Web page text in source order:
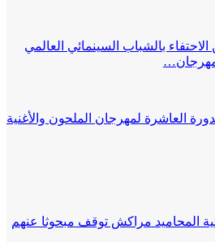
بالشباب السينمائي العالمي
العاشرة لمهرجان الملحون والأغنية
المحاميد مراكش توقف مبحوثا عنهم